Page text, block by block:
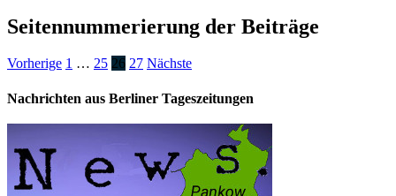
Seitennummerierung der Beiträge
Vorherige 1 … 25 26 27 Nächste
Nachrichten aus Berliner Tageszeitungen